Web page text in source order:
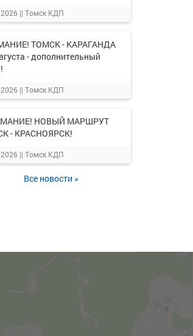
|| Томск КДП
ТОМСК - КАРАГАНДА
- дополнительный
|| Томск КДП
НОВЫЙ МАРШРУТ
- КРАСНОЯРСК!
|| Томск КДП
Все новости »